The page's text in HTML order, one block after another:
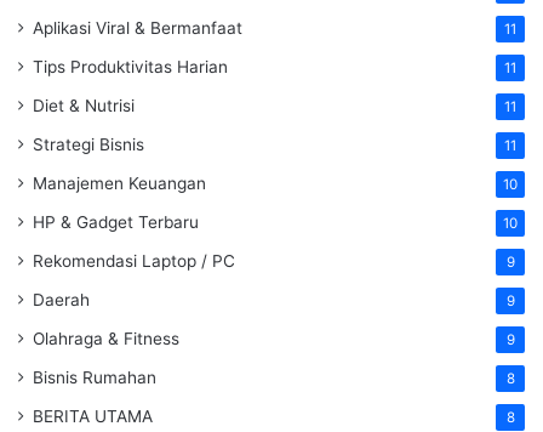
Aplikasi Viral & Bermanfaat 11
Tips Produktivitas Harian 11
Diet & Nutrisi 11
Strategi Bisnis 11
Manajemen Keuangan 10
HP & Gadget Terbaru 10
Rekomendasi Laptop / PC 9
Daerah 9
Olahraga & Fitness 9
Bisnis Rumahan 8
BERITA UTAMA 8